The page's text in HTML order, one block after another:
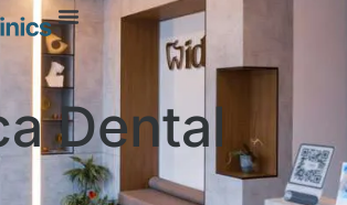
Dental